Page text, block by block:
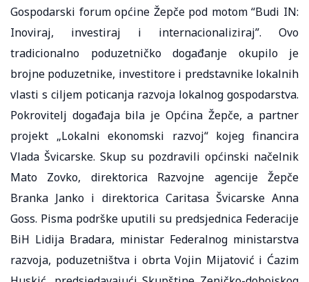
Gospodarski forum općine Žepče pod motom “Budi IN:
Inoviraj, investiraj i internacionaliziraj”. Ovo
tradicionalno poduzetničko događanje okupilo je
brojne poduzetnike, investitore i predstavnike lokalnih
vlasti s ciljem poticanja razvoja lokalnog gospodarstva.
Pokrovitelj događaja bila je Općina Žepče, a partner
projekt „Lokalni ekonomski razvoj“ kojeg financira
Vlada Švicarske. Skup su pozdravili općinski načelnik
Mato Zovko, direktorica Razvojne agencije Žepče
Branka Janko i direktorica Caritasa Švicarske Anna
Goss. Pisma podrške uputili su predsjednica Federacije
BiH Lidija Bradara, ministar Federalnog ministarstva
razvoja, poduzetništva i obrta Vojin Mijatović i Ćazim